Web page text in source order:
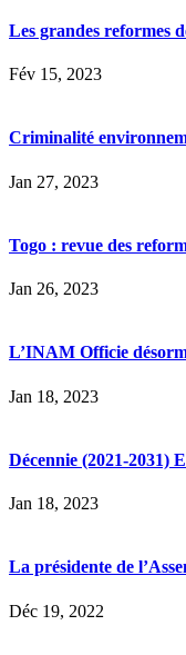
Les grandes reformes
Fév 15, 2023
Criminalité
Jan 27, 2023
Togo : revue des
Jan 26, 2023
L’INAM Officie
Jan 18, 2023
Décennie (2021-2031)
Jan 18, 2023
La présidente de
Déc 19, 2022